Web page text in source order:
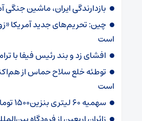
بازدارندگی ایران، ماشین جنگی
چین: تحریم‌های جدید آمریکا
است
افشای زد و بند رئیس فیفا با
توطئه خلع سلاح حماس از
است
سهمیه ۶۰ لیتری بنزین۱۵۰۰ تومانی ادامه دارد